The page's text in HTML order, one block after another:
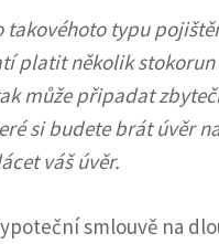
takovéhoto typu
platit několik
může připadat
si budete brát úvěr
váš úvěr.
smlouvě na